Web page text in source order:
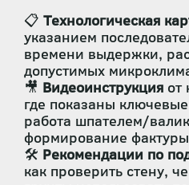
📋 Технологическая
указанием
времени выдержки,
допустимых
🎥 Видеоинструкция от
где показаны
работа шпателем/
формирование
🛠️ Рекомендации по
как проверить стену,